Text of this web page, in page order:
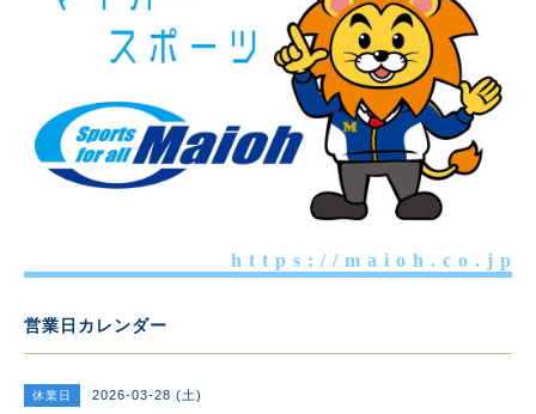
h t t p s : / / m a i o h . c o . j p
営業日カレンダー
休業日 2026-03-28 (土)